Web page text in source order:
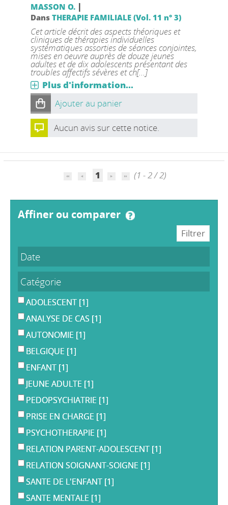
MASSON O. |
Dans THERAPIE FAMILIALE (Vol. 11 n° 3)
Cet article décrit des aspects théoriques et
cliniques de thérapies individuelles
systématiques assorties de séances conjointes,
mises en oeuvre auprès de douze jeunes
adultes et de dix adolescents présentant des
troubles affectifs sévères et ch[...]
Plus d'information...
Ajouter au panier
Aucun avis sur cette notice.
1 (1 - 2 / 2)
affiner ou comparer
Date
Catégorie
ADOLESCENT [1]
ANALYSE DE CAS [1]
AUTONOMIE [1]
BELGIQUE [1]
ENFANT [1]
JEUNE ADULTE [1]
PEDOPSYCHIATRIE [1]
PRISE EN CHARGE [1]
PSYCHOTHERAPIE [1]
RELATION PARENT-ADOLESCENT [1]
RELATION SOIGNANT-SOIGNE [1]
SANTE DE L'ENFANT [1]
SANTE MENTALE [1]